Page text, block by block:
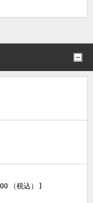
（税込） ]